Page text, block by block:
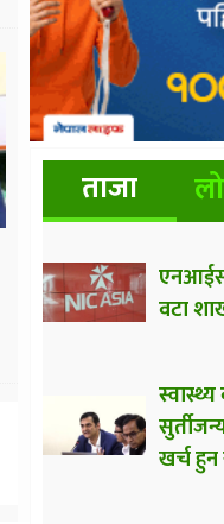
ताजा
वटा
स्वास्थ्य
खर्च